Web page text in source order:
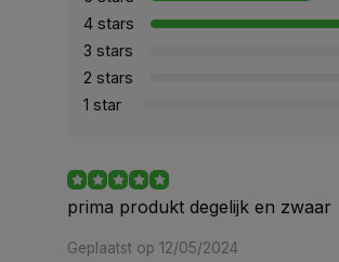
4 stars
3 stars
2 stars
1 star
prima produkt degelijk en zwaar
Geplaatst op 12/05/2024